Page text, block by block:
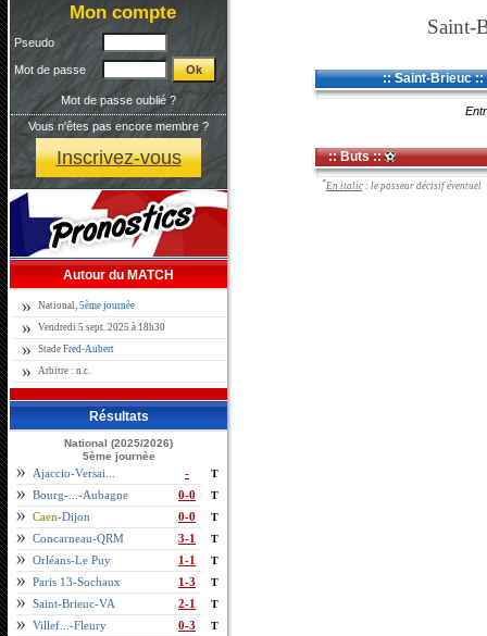
Mon compte
Pseudo
Mot de passe
Mot de passe oublié ?
Vous n'êtes pas encore membre ?
Inscrivez-vous
Autour du MATCH
National, 5ème journèe
Vendredi 5 sept. 2025 à 18h30
Stade Fred-Aubert
Arbitre : n.c.
Résultats
National (2025/2026)
5ème journèe
Ajaccio-Versai... - T
Bourg-...-Aubagne 0-0 T
Caen-Dijon 0-0 T
Concarneau-QRM 3-1 T
Orléans-Le Puy 1-1 T
Paris 13-Sochaux 1-3 T
Saint-Brieuc-VA 2-1 T
Villef...-Fleury 0-3 T
Saint-
:: Saint-Brieuc ::
:: Buts ::
*En italic: le passeur décisif éventuel